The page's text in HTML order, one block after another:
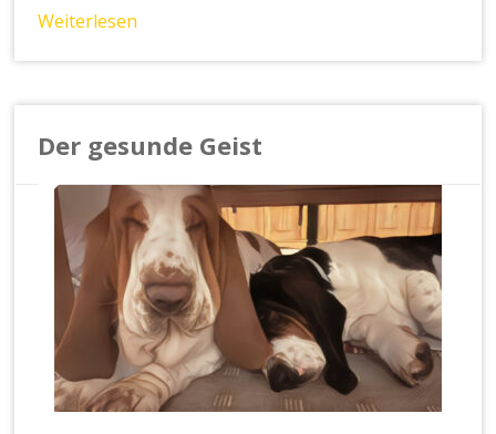
Weiterlesen
Der gesunde Geist